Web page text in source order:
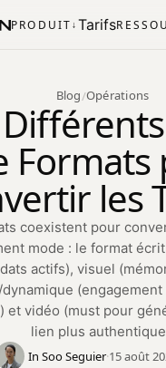
PRODUIT ↓Tarifs
Blog/Opérations
Formats
les
coexistent pour
mode : le format
actifs), visuel
et vidéo (must pour
lien plus
In Soo Seguier·15 août